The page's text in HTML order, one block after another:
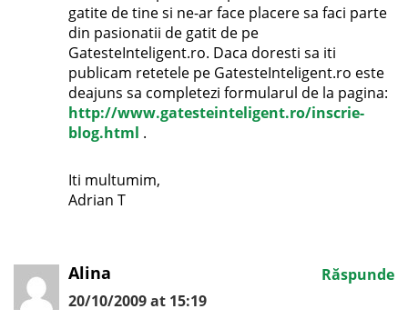
gatite de tine si ne-ar face placere sa faci parte
din pasionatii de gatit de pe
GatesteInteligent.ro. Daca doresti sa iti
publicam retetele pe GatesteInteligent.ro este
deajuns sa completezi formularul de la pagina:
http://www.gatesteinteligent.ro/inscrie-
blog.html .
Iti multumim,
Adrian T
Alina
20/10/2009 at 15:19
Răspunde